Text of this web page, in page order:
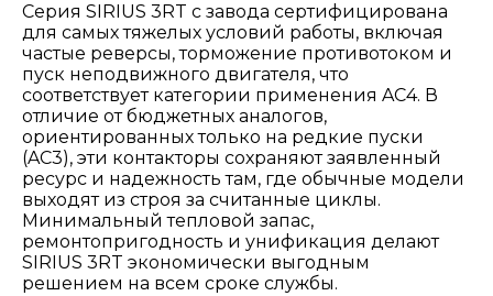
Серия SIRIUS 3RT с завода сертифицирована
для самых тяжелых условий работы, включая
частые реверсы, торможение противотоком и
пуск неподвижного двигателя, что
соответствует категории применения AC4. В
отличие от бюджетных аналогов,
ориентированных только на редкие пуски
(AC3), эти контакторы сохраняют заявленный
ресурс и надежность там, где обычные модели
выходят из строя за считанные циклы.
Минимальный тепловой запас,
ремонтопригодность и унификация делают
SIRIUS 3RT экономически выгодным
решением на всем сроке службы.